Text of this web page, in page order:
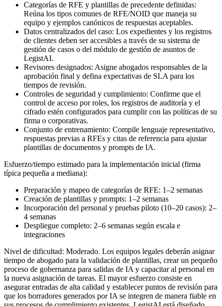
Categorías de RFE y plantillas de precedente definidas:
Reúna los tipos comunes de RFE/NOID que maneja su
equipo y ejemplos canónicos de respuestas aceptables.
Datos centralizados del caso: Los expedientes y los registros
de clientes deben ser accesibles a través de su sistema de
gestión de casos o del módulo de gestión de asuntos de
LegistAI.
Revisores designados: Asigne abogados responsables de la
aprobación final y defina expectativas de SLA para los
tiempos de revisión.
Controles de seguridad y cumplimiento: Confirme que el
control de acceso por roles, los registros de auditoría y el
cifrado estén configurados para cumplir con las políticas de su
firma o corporativas.
Conjunto de entrenamiento: Compile lenguaje representativo,
respuestas previas a RFEs y citas de referencia para ajustar
plantillas de documentos y prompts de IA.
Esfuerzo/tiempo estimado para la implementación inicial (firma
típica pequeña a mediana):
Preparación y mapeo de categorías de RFE: 1–2 semanas
Creación de plantillas y prompts: 1–2 semanas
Incorporación del personal y pruebas piloto (10–20 casos): 2–
4 semanas
Despliegue completo: 2–6 semanas según escala e
integraciones
Nivel de dificultad: Moderado. Los equipos legales deberán asignar
tiempo de abogado para la validación de plantillas, crear un pequeño
proceso de gobernanza para salidas de IA y capacitar al personal en
la nueva asignación de tareas. El mayor esfuerzo consiste en
asegurar entradas de alta calidad y establecer puntos de revisión para
que los borradores generados por IA se integren de manera fiable en